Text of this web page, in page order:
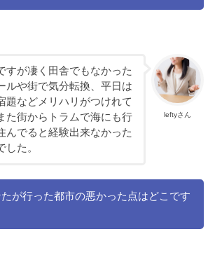
leftyさん
すが凄く田舎でもなかった
ルや街で気分転換、平日は
題などメリハリがつけれて
た街からトラムで海にも行
んでると経験出来なかった
た。
が行った都市の悪かった点はどこです